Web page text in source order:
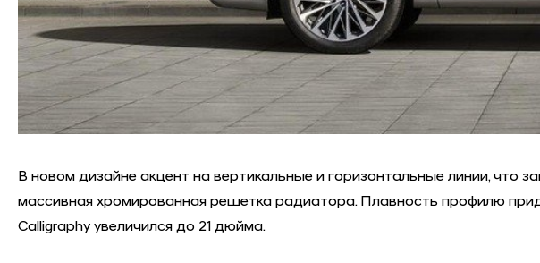
В новом дизайне акцент на вертикальные и горизонтальные линии, что
массивная хромированная решетка радиатора. Плавность профилю
Calligraphy увеличился до 21 дюйма.